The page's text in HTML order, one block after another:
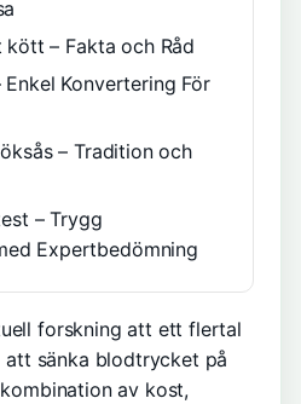
– Fakta och Råd
Enkel Konvertering För
– Tradition och
– Trygg
Expertbedömning
forskning att ett flertal
sänka blodtrycket på
av kost,